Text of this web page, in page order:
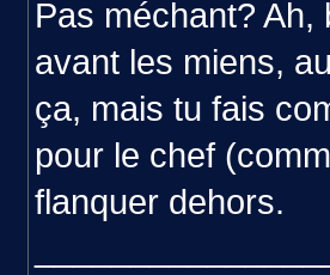
Pas méchant?
avant les miens,
ça, mais tu fais
pour le chef
flanquer dehors.